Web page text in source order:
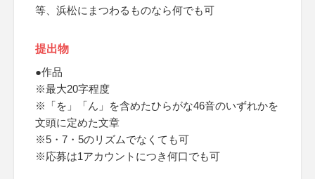
等、浜松にまつわるものなら何でも可
提出物
●作品
※最大20字程度
※「を」「ん」を含めたひらがな46音のいずれかを
文頭に定めた文章
※5・7・5のリズムでなくても可
※応募は1アカウントにつき何口でも可